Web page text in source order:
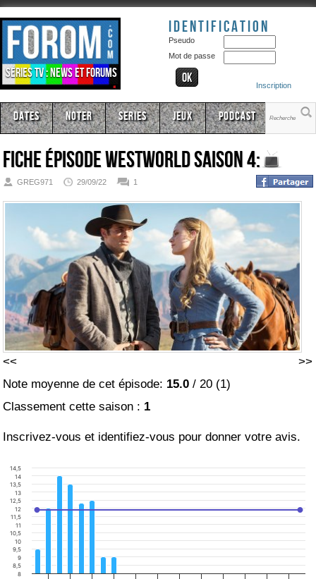
Séries TV : news et forums
Identification
Pseudo
Mot de passe
Inscription
Dates Noter Series Jeux Podcast
Fiche épisodeWestworld Saison 4:
GREG971 29/09/22 1
<<
>>
Note moyenne de cet épisode: 15.0 / 20 (1)
Classement cette saison : 1
Inscrivez-vous et identifiez-vous pour donner votre avis.
8
8,5
9
9,5
10
10,5
11
11,5
12
12,5
13
13,5
14
14,5